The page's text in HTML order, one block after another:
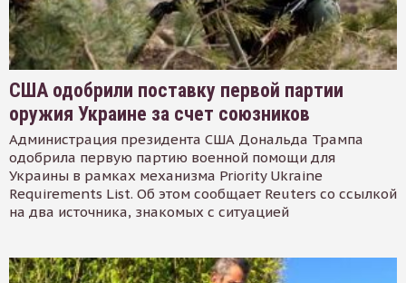
США одобрили поставку первой партии
оружия Украине за счет союзников
Администрация президента США Дональда Трампа
одобрила первую партию военной помощи для
Украины в рамках механизма Priority Ukraine
Requirements List. Об этом сообщает Reuters со ссылкой
на два источника, знакомых с ситуацией